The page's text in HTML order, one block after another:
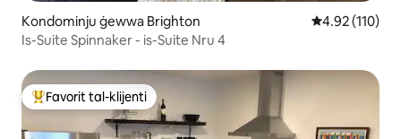
Kondominju ġewwa Brighton Rating medju
4.92 (110)
Is-Suite Spinnaker - is-Suite Nru 4
Wieħed mill-aqwa favoriti tal-klijenti
Favorit tal-klijenti